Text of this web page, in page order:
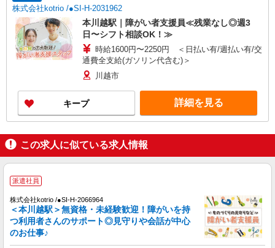
株式会社kotrio /●SI-H-2031962
本川越駅｜障がい者支援員≪残業なし◎週3
日〜シフト相談OK！≫
時給1600円〜2250円 ＜日払い有/週払い有/交
通費全支給(ガソリン代含む)＞
川越市
キープ 詳細を見る
この求人に似ている求人情報
派遣社員
株式会社kotrio /●SI-H-2066964
＜本川越駅＞無資格・未経験歓迎！障がいを持
つ利用者さんのサポート◎見守りや会話が中心
のお仕事♪